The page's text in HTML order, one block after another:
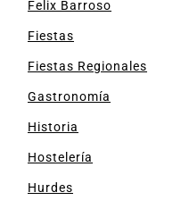
Felix Barroso
Fiestas
Fiestas Regionales
Gastronomía
Historia
Hostelería
Hurdes